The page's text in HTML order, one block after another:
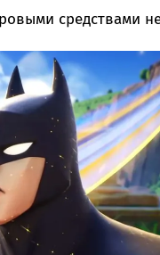
средствами